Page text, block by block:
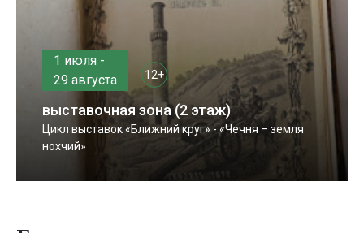
1 июля -
29 августа
12+
выставочная зона (2 этаж)
Цикл выставок «Ближний круг» - «Чечня – земля
нохчий»